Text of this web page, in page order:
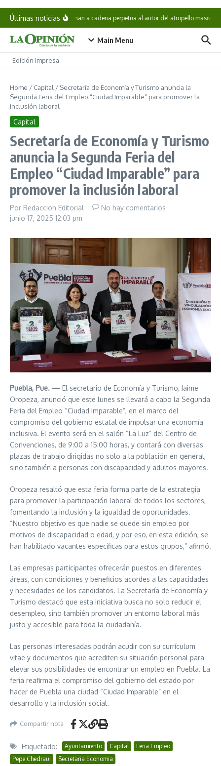
Saltar al contenido
Últimas noticiasCondenan a cadena perpetua al autor del atropello masivo
Main Menu
Edición Impresa
Home / Capital / Secretaría de Economía y Turismo anuncia la
Segunda Feria del Empleo “Ciudad Imparable” para promover la
inclusión laboral
Capital
Secretaría de Economía y Turismo
anuncia la Segunda Feria del
Empleo “Ciudad Imparable” para
promover la inclusión laboral
Por Redaccion Editorial
No hay comentarios
junio 17, 2025 12:03 pm
Puebla, Pue. — El secretario de Economía y Turismo, Jaime
Oropeza, anunció que este lunes se llevará a cabo la Segunda
Feria del Empleo “Ciudad Imparable”, en el marco del
compromiso del gobierno estatal de impulsar una economía
inclusiva. El evento será en el salón “La Luz” del Centro de
Convenciones, de 9:00 a 15:00 horas, y contará con diversas
plazas de trabajo dirigidas no solo a la población en general,
sino también a personas con discapacidad y adultos mayores.
Oropeza resaltó que esta feria forma parte de la estrategia
para promover la participación laboral de todos los sectores,
fomentando la inclusión y la igualdad de oportunidades.
“Nuestro objetivo es que nadie se quede sin empleo por
motivos de discapacidad o edad, y por eso, en esta edición, se
han habilitado vacantes específicas para estos grupos,” afirmó.
Las empresas participantes ofrecerán puestos en diferentes
áreas, con condiciones y beneficios acordes a las capacidades
y necesidades de los candidatos. La Secretaría de Economía y
Turismo destacó que esta iniciativa busca no solo reducir el
desempleo, sino también promover un entorno laboral más
justo y accesible para toda la ciudadanía.
Las personas interesadas podrán acudir con su currículum
vitae y documentos que acrediten su situación personal para
elevar sus posibilidades de encontrar un empleo en Puebla. La
feria reafirma el compromiso del gobierno del estado por
hacer de Puebla una ciudad “Ciudad Imparable” en el
desarrollo y la inclusión social.
Compartir nota
Etiquetado: Ayuntamiento Capital
Feria Empleo
Pepe Chedraui
Secretaria Economia